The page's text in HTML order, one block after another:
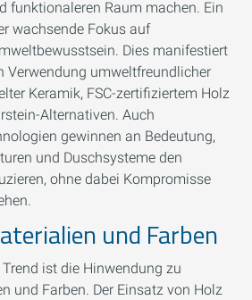
funktionaleren Raum machen. Ein
wachsende Fokus auf
Dies manifestiert
Verwendung umweltfreundlicher
Keramik, FSC-zertifiziertem Holz
Alternativen. Auch
gewinnen an Bedeutung,
und Duschsysteme den
ohne dabei Kompromisse
und Farben
ist die Hinwendung zu
und Farben. Der Einsatz von Holz